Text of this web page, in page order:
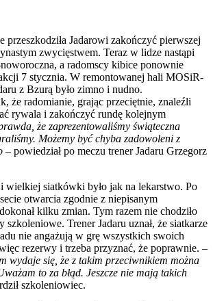
przeszkodziła Jadarowi zakończyć pierwszej
zwycięstwem. Teraz w lidze nastąpi
a radomscy kibice ponownie
7 stycznia. W remontowanej hali MOSiR-
z Bzurą było zimno i nudno.
że radomianie, grając przeciętnie, znaleźli
rywala i zakończyć rundę kolejnym
że zaprezentowaliśmy świąteczna
Możemy być chyba zadowoleni z
– powiedział po meczu trener Jadaru Grzegorz
wielkiej siatkówki było jak na lekarstwo. Po
otwarcia zgodnie z niepisanym
kilku zmian. Tym razem nie chodziło
szkoleniowe. Trener Jadaru uznał, że siatkarze
nie angażują w grę wszystkich swoich
rezerwy i trzeba przyznać, że poprawnie. –
wydaje się, że z takim przeciwnikiem można
to za błąd. Jeszcze nie mają takich
szkoleniowiec.